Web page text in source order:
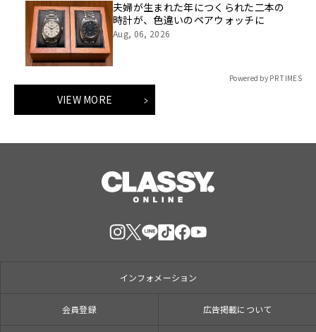
夫婦が生まれた年につくられた二本の
時計が、色違いのペアウォッチに
Aug, 06, 2026
Powered by PR TIMES
VIEW MORE
インフォメーション
会員登録 広告掲載について